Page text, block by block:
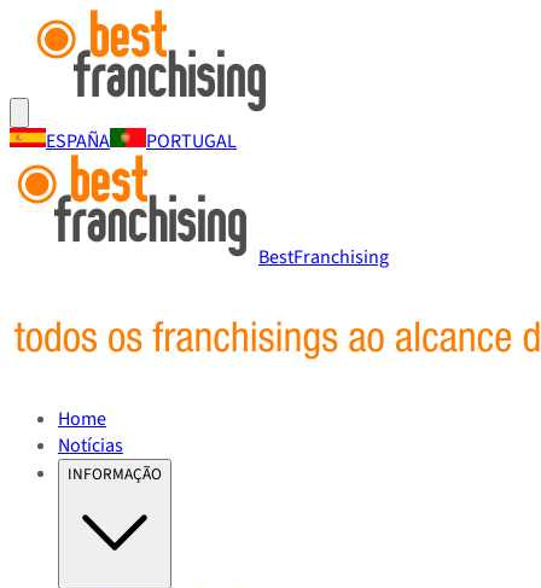
ESPAÑA PORTUGAL
BestFranchising
Home
Notícias
INFORMAÇÃO